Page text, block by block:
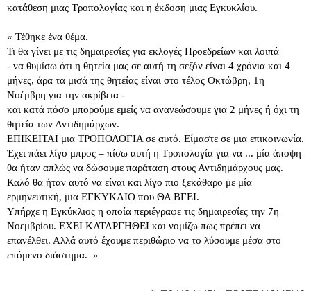
κατάθεση μιας Τροπολογίας και η έκδοση μιας Εγκυκλίου.
« Τέθηκε ένα θέμα.
Τι θα γίνει με τις δημαιρεσίες για εκλογές Προεδρείων και λοιπά
- να θυμίσω ότι η θητεία μας σε αυτή τη σεζόν είναι 4 χρόνια και 4
μήνες, άρα τα μισά της θητείας είναι στο τέλος Οκτώβρη, 1η
Νοέμβρη για την ακρίβεια -
και κατά πόσο μπορούμε εμείς να ανανεώσουμε για 2 μήνες ή όχι τη
θητεία των Αντιδημάρχων.
ΕΠΙΚΕΙΤΑΙ μια ΤΡΟΠΟΛΟΓΙΑ σε αυτό. Είμαστε σε μια επικοινωνία.
Έχει πάει λίγο μπρος – πίσω αυτή η Τροπολογία για να ... μία άποψη
θα ήταν απλώς να δώσουμε παράταση στους Αντιδημάρχους μας.
Καλό θα ήταν αυτό να είναι και λίγο πιο ξεκάθαρο με μία
ερμηνευτική, μια ΕΓΚΥΚΛΙΟ που ΘΑ ΒΓΕΙ.
Υπήρχε η Εγκύκλιος η οποία περιέγραφε τις δημαιρεσίες την 7η
Νοεμβρίου. ΕΧΕΙ ΚΑΤΑΡΓΗΘΕΙ και νομίζω πως πρέπει να
επανέλθει. Αλλά αυτό έχουμε περιθώριο να το λύσουμε μέσα στο
επόμενο διάστημα. »